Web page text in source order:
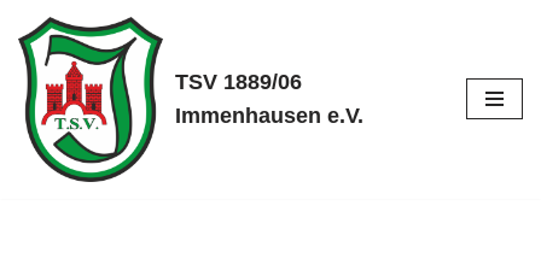
Zum
Inhalt
springen
TSV 1889/06
Immenhausen e.V.